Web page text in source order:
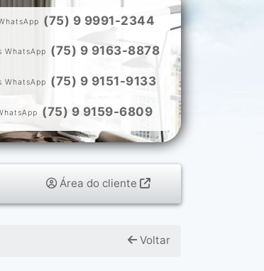
(75) 9 9991-2344
WhatsApp (75) 9 9163-8878
WhatsApp (75) 9 9151-9133
(75) 9 9159-6809
Área do cliente
Voltar